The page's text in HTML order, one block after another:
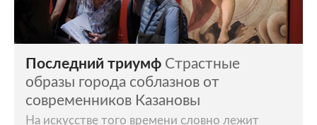
Последний триумф Страстные
образы города соблазнов от
современников Казановы
На искусстве того времени словно лежит